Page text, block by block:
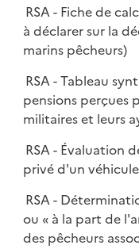
RSA - Fiche de
à déclarer sur la
marins pêcheurs)
RSA - Tableau
pensions perçues
militaires et leurs
RSA - Évaluation
privé d'un
RSA -
ou « à la part de
des pêcheurs